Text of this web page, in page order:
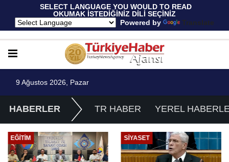
SELECT LANGUAGE YOU WOULD TO READ
OKUMAK İSTEDİĞİNİZ DİLİ SEÇİNİZ
Powered by
Translate
9 Ağustos 2026, Pazar
HABERLER TR HABER YEREL
SIYASET GÜNCEL